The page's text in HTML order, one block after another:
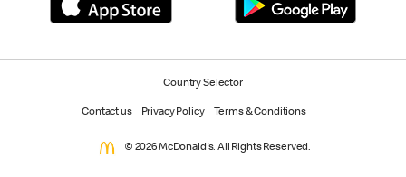
Country Selector
Contact us Privacy Policy Terms & Conditions
© 2026 McDonald's. All Rights Reserved.